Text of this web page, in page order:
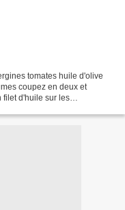
tomates huile d'olive
coupez en deux et
filet d'huile sur les